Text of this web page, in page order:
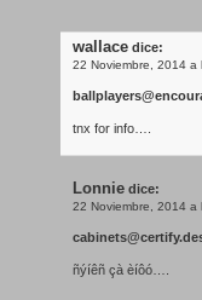
wallace dice:
22 Noviembre, 2014 a
tnx for info….
Lonnie dice:
22 Noviembre, 2014 a
ñýíêñ çà èíôó….